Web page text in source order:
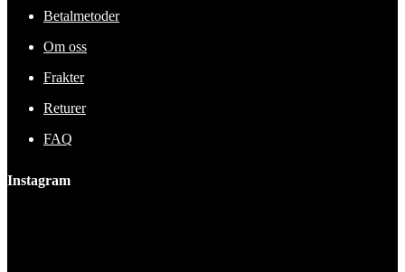
Betalmetoder
Om oss
Frakter
Returer
FAQ
Instagram